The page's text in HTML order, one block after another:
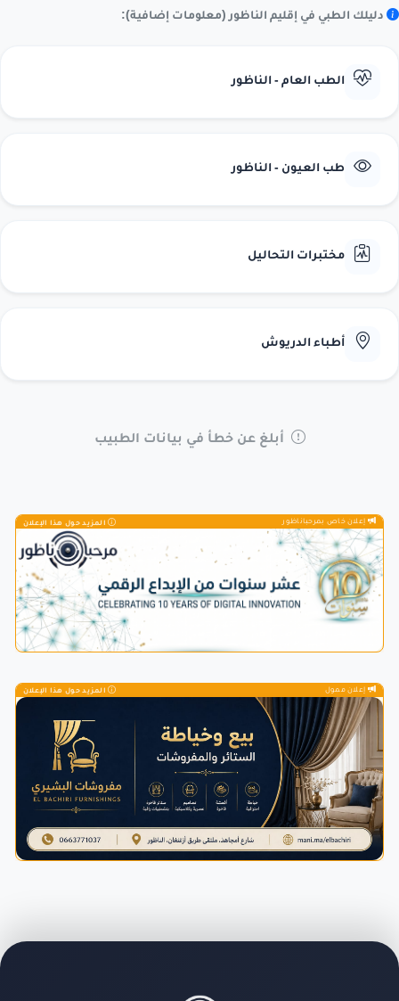
دليلك الطبي في إقليم الناظور (معلومات إضافية):
الطب العام - الناظور
طب العيون - الناظور
مختبرات التحاليل
أطباء الدريوش
أبلغ عن خطأ في بيانات الطبيب
إعلان خاص بمرحباناظور المزيد حول هذا الإعلان
إعلان ممول المزيد حول هذا الإعلان